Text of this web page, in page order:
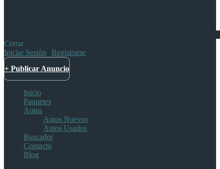
Cerrar
Iniciar Sesión
Registrarse
+ Publicar Anuncio
Inicio
Paquetes
Autos
Autos Nuevos
Autos Usados
Buscador
Contacto
Blog